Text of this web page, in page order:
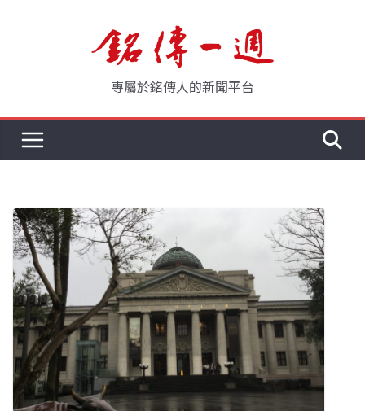
專屬於銘傳人的新聞平台